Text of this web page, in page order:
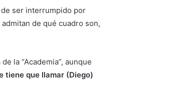
ser interrumpido por
de qué cuadro son,
la “Academia”, aunque
tiene que llamar (Diego)